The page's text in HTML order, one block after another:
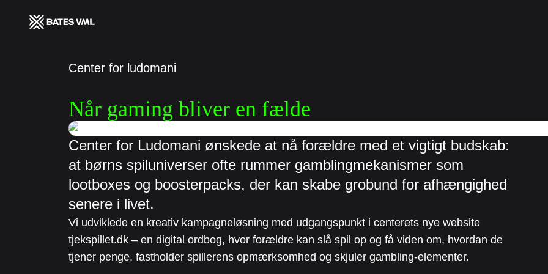
Center for ludomani
Når gaming bliver en fælde
Center for Ludomani ønskede at nå forældre med et vigtigt budskab:
at børns spiluniverser ofte rummer gamblingmekanismer som
lootboxes og boosterpacks, der kan skabe grobund for afhængighed
senere i livet.
Vi udviklede en kreativ kampagneløsning med udgangspunkt i centerets nye website
tjekspillet.dk – en digital ordbog, hvor forældre kan slå spil op og få viden om, hvordan de
tjener penge, fastholder spillerens opmærksomhed og skjuler gambling-elementer.